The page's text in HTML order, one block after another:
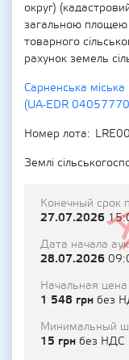
округ)
загальною
товарного
рахунок земель
Сарненська міська
(UA-EDR
Номер лота
Землі
Конечный срок
27.07.2026
Дата начала
28.07.2026
Начальная цена
1 548 грн без
Минимальный
15 грн без НДС